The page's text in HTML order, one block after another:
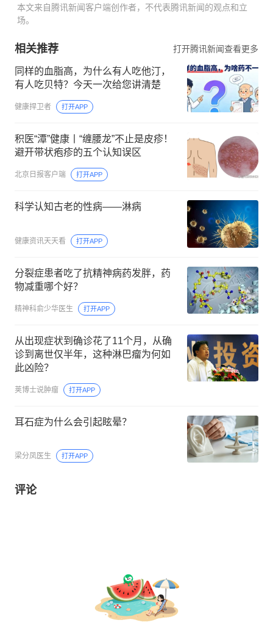
本文来自腾讯新闻客户端创作者，不代表腾讯新闻的观点和立
场。
相关推荐 打开腾讯新闻查看更多
同样的血脂高，为什么有人吃他汀，
有人吃贝特？今天一次给您讲清楚
健康捍卫者 打开APP
积医“潭”健康丨“缠腰龙”不止是皮疹！
避开带状疱疹的五个认知误区
北京日报客户端 打开APP
科学认知古老的性病——淋病
健康资讯天天看 打开APP
分裂症患者吃了抗精神病药发胖，药
物减重哪个好？
精神科俞少华医生 打开APP
从出现症状到确诊花了11个月，从确
诊到离世仅半年，这种淋巴瘤为何如
此凶险？
荚博士说肿瘤 打开APP
耳石症为什么会引起眩晕？
梁分凤医生 打开APP
评论